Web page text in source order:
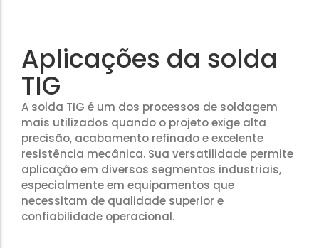
Aplicações da solda
TIG
A solda TIG é um dos processos de soldagem
mais utilizados quando o projeto exige alta
precisão, acabamento refinado e excelente
resistência mecânica. Sua versatilidade permite
aplicação em diversos segmentos industriais,
especialmente em equipamentos que
necessitam de qualidade superior e
confiabilidade operacional.